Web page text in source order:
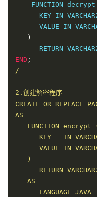
    FUNCTION decrypt
KEY IN
)
RETURN
END ;
/
2.创建解密程序
CREATE OR REPLACE
AS